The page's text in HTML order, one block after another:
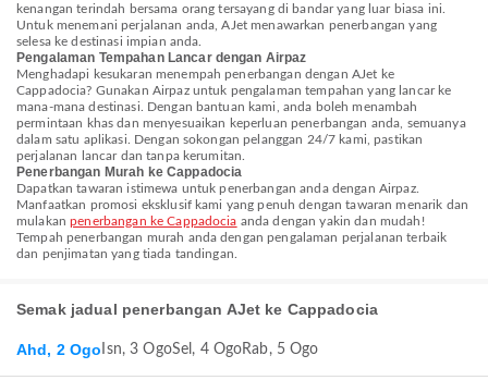
kenangan terindah bersama orang tersayang di bandar yang luar biasa ini.
Untuk menemani perjalanan anda, AJet menawarkan penerbangan yang
selesa ke destinasi impian anda.
Pengalaman Tempahan Lancar dengan Airpaz
Menghadapi kesukaran menempah penerbangan dengan AJet ke
Cappadocia? Gunakan Airpaz untuk pengalaman tempahan yang lancar ke
mana-mana destinasi. Dengan bantuan kami, anda boleh menambah
permintaan khas dan menyesuaikan keperluan penerbangan anda, semuanya
dalam satu aplikasi. Dengan sokongan pelanggan 24/7 kami, pastikan
perjalanan lancar dan tanpa kerumitan.
Penerbangan Murah ke Cappadocia
Dapatkan tawaran istimewa untuk penerbangan anda dengan Airpaz.
Manfaatkan promosi eksklusif kami yang penuh dengan tawaran menarik dan
mulakanpenerbangan ke Cappadocia anda dengan yakin dan mudah!
Tempah penerbangan murah anda dengan pengalaman perjalanan terbaik
dan penjimatan yang tiada tandingan.
Semak jadual penerbangan AJet ke Cappadocia
Ahd, 2 Ogo Isn, 3 OgoSel, 4 OgoRab, 5 Ogo